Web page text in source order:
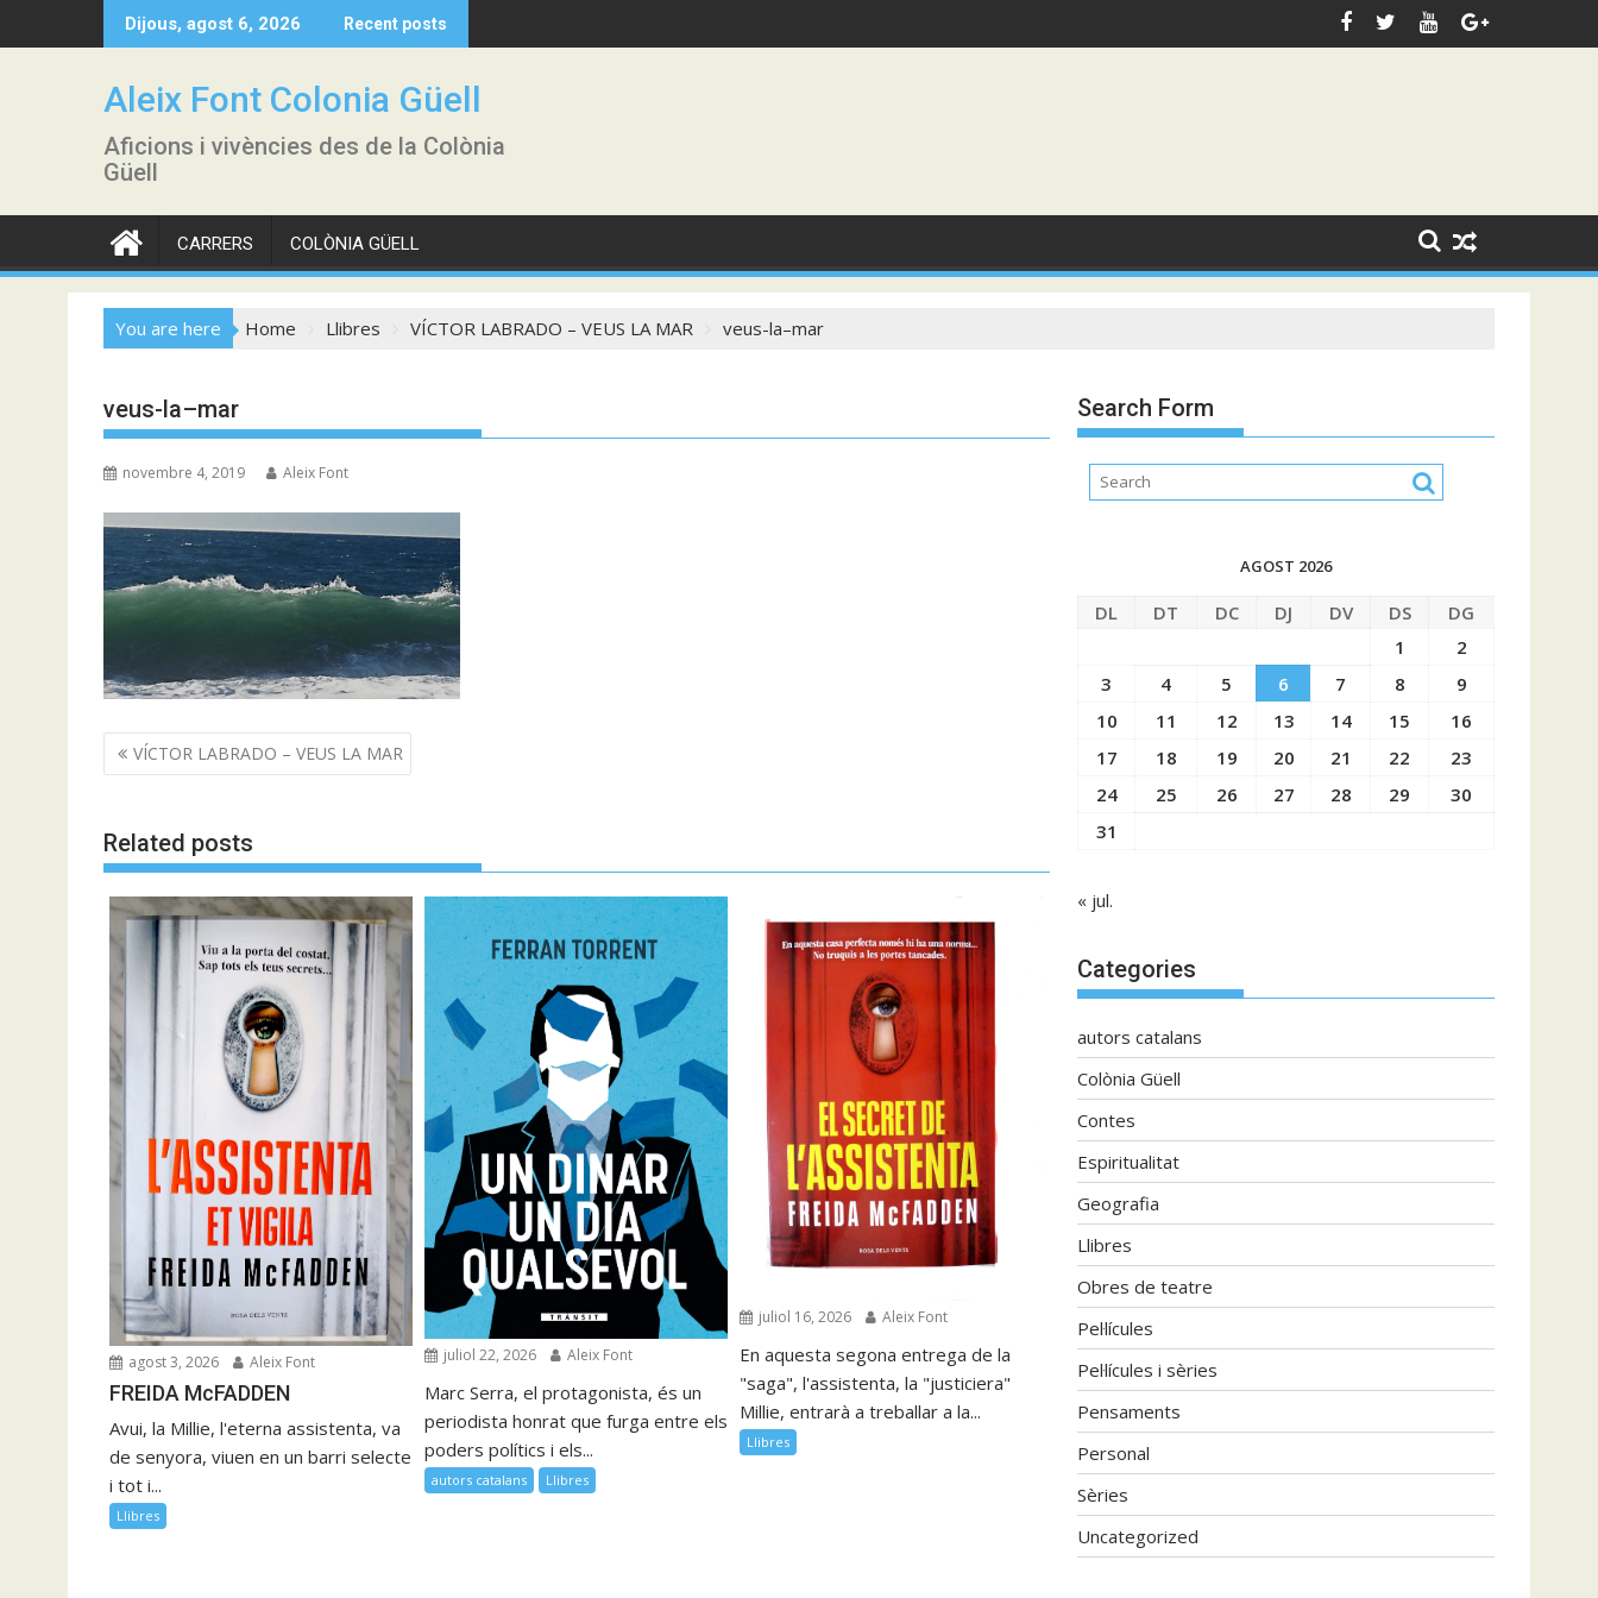
to
Dijous, agost 6, 2026 Recent posts
Aleix Font Colonia Güell
Aficions i vivències des de la Colònia
Güell
CARRERS COLÒNIA GÜELL
You are here Home Llibres VÍCTOR LABRADO – VEUS LA MAR veus-la–mar
veus-la–mar
novembre 4, 2019 Aleix Font
Navegació
d'entrades
VÍCTOR LABRADO – VEUS LA MAR
Related posts
agost 3, 2026 Aleix Font
FREIDA McFADDEN
Avui, la Millie, l'eterna assistenta, va
de senyora, viuen en un barri selecte
i tot i...
Llibres
juliol 22, 2026 Aleix Font
Marc Serra, el protagonista, és un
periodista honrat que furga entre els
poders polítics i els...
autors catalans Llibres
juliol 16, 2026 Aleix Font
En aquesta segona entrega de la
"saga", l'assistenta, la "justiciera"
Millie, entrarà a treballar a la...
Llibres
Search Form
AGOST 2026
DL DT DC DJ DV DS
DG
1
2
3
4 5 6 7 8
9
10
11 12 13 14 15
16
17
18 19 20 21 22
23
24
25 26 27 28 29
30
31
« jul.
Categories
autors catalans
Colònia Güell
Contes
Espiritualitat
Geografia
Llibres
Obres de teatre
Pel·lícules
Pel·lícules i sèries
Pensaments
Personal
Sèries
Uncategorized